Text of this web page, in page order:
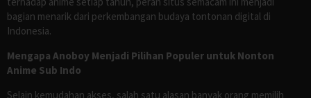
bagian menarik dari perkembangan budaya tontonan digital di
Indonesia.
Mengapa Anoboy Menjadi Pilihan Populer untuk Nonton
Anime Sub Indo
Selain kemudahan akses, salah satu alasan banyak orang memilih